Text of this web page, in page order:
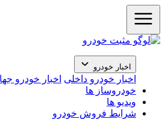
اخبار خودرو
اخبار خودرو داخلی اخبار خودرو
خودروساز ها
ویدیو ها
شرایط فروش خودرو